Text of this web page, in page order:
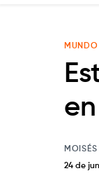
MUNDO
MOISÉS
24 de